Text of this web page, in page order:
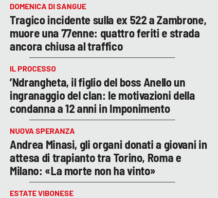
DOMENICA DI SANGUE
Tragico incidente sulla ex 522 a Zambrone,
muore una 77enne: quattro feriti e strada
ancora chiusa al traffico
IL PROCESSO
’Ndrangheta, il figlio del boss Anello un
ingranaggio del clan: le motivazioni della
condanna a 12 anni in Imponimento
NUOVA SPERANZA
Andrea Minasi, gli organi donati a giovani in
attesa di trapianto tra Torino, Roma e
Milano: «La morte non ha vinto»
ESTATE VIBONESE